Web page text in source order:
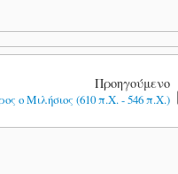
Προηγούμενο
ο Μιλήσιος (610 π.Χ. - 546 π.Χ.)